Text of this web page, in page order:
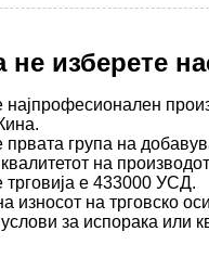
изберете
група на
на
е 433000 УСД.
износот на трговско
за испорака или